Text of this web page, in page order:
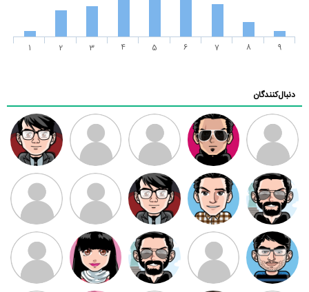
1 2 3 4 5 6 7 8 9
دنبال‌کنندگان
ممدرضا رضا کاظمی زهرا ~ ابتین
سید محمد
موسوی
مهدی فرهمند مهدی سلطانی داود رضیی
طرفدار میلی
بابی براون
کیوان کیانی